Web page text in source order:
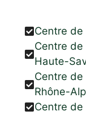
Centre
Centre
Haute-
Centre
Rhône-
Centre